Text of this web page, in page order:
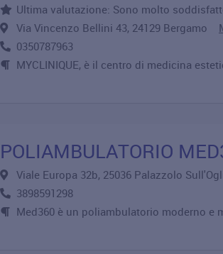
Ultima valutazione: Sono molto
Via Vincenzo Bellini 43, 24129 Bergamo
0350787963
MYCLINIQUE, è il centro di medicina
POLIAMBULATORIO
Viale Europa 32b, 25036 Palazzolo
3898591298
Med360 è un poliambulatorio moderno e